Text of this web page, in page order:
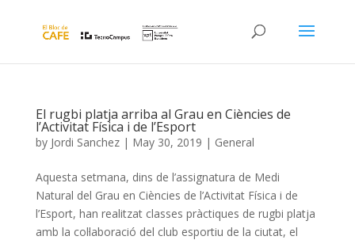
El rugbi platja arriba al Grau en Ciències de
l’Activitat Física i de l’Esport
by Jordi Sanchez| May 30, 2019 | General
Aquesta setmana, dins de l’assignatura de Medi
Natural del Grau en Ciències de l’Activitat Física i de
l’Esport, han realitzat classes pràctiques de rugbi platja
amb la col·laboració del club esportiu de la ciutat, el